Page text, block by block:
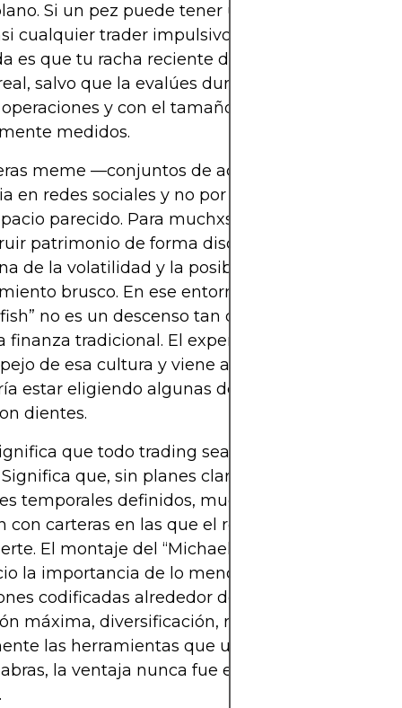
Si un pez puede tener una “buena semana”
cualquier trader impulsivo también. La
es que tu racha reciente dice muy poco sobre
salvo que la evalúes durante periodos largos,
y con el tamaño de posición y el
medidos.
meme —conjuntos de activos comprados
en redes sociales y no por sus
parecido. Para muchxs participantes, el
patrimonio de forma disciplinada a largo
de la volatilidad y la posibilidad de llegar
brusco. En ese entorno, sustituir “mi
no es un descenso tan dramático como le
finanza tradicional. El experimento de Reeves
de esa cultura y viene a decir: “Si somos
estar eligiendo algunas de estas jugadas”. Es
dientes.
que todo trading sea inútil o que la
que, sin planes claros, límites de riesgo
temporales definidos, muchxs traders
con carteras en las que el rendimiento está
El montaje del “Michael Reeves goldfish”
la importancia de lo menos glamuroso: las
codificadas alrededor del pez. Esas
máxima, diversificación, reglas de salida— son
las herramientas que usan lxs inversores
la ventaja nunca fue el pez; fue la